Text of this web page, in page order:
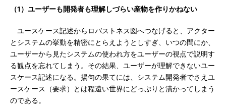
（1）ユーザーも開発者も理解しづらい産物を作りかねない
ユースケース記述からロバストネス図へつなげると、アクター
とシステムの挙動を精密にとらえようとしすぎ、いつの間にか、
ユーザーから見たシステムの使われ方をユーザーの視点で説明す
る観点を忘れてしまう。その結果、ユーザーが理解できないユー
スケース記述になる。揚句の果てには、システム開発者でさえユ
ースケース（要求）とは程遠い世界にどっぷりと漬かってしまう
のである。